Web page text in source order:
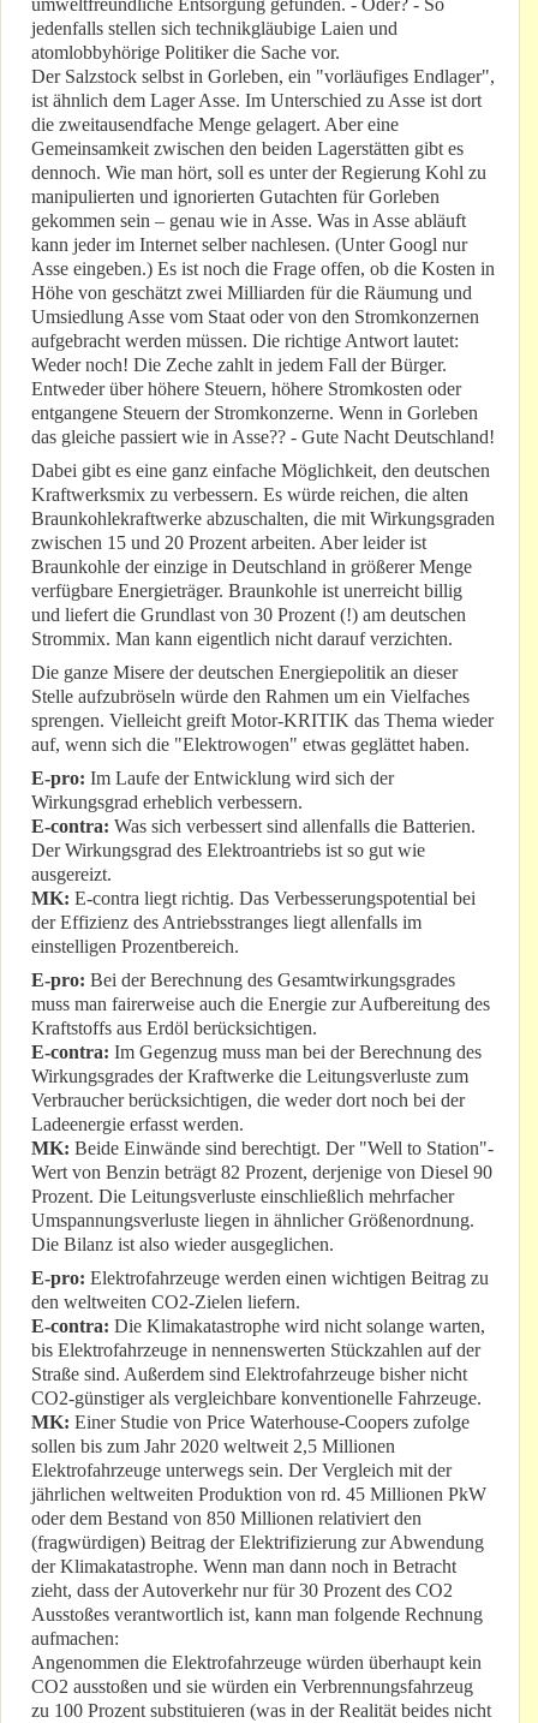
umweltfreundliche Entsorgung gefunden. - Oder? - So
jedenfalls stellen sich technikgläubige Laien und
atomlobbyhörige Politiker die Sache vor.
Der Salzstock selbst in Gorleben, ein "vorläufiges Endlager",
ist ähnlich dem Lager Asse. Im Unterschied zu Asse ist dort
die zweitausendfache Menge gelagert. Aber eine
Gemeinsamkeit zwischen den beiden Lagerstätten gibt es
dennoch. Wie man hört, soll es unter der Regierung Kohl zu
manipulierten und ignorierten Gutachten für Gorleben
gekommen sein – genau wie in Asse. Was in Asse abläuft
kann jeder im Internet selber nachlesen. (Unter Googl nur
Asse eingeben.) Es ist noch die Frage offen, ob die Kosten in
Höhe von geschätzt zwei Milliarden für die Räumung und
Umsiedlung Asse vom Staat oder von den Stromkonzernen
aufgebracht werden müssen. Die richtige Antwort lautet:
Weder noch! Die Zeche zahlt in jedem Fall der Bürger.
Entweder über höhere Steuern, höhere Stromkosten oder
entgangene Steuern der Stromkonzerne. Wenn in Gorleben
das gleiche passiert wie in Asse?? - Gute Nacht Deutschland!
Dabei gibt es eine ganz einfache Möglichkeit, den deutschen
Kraftwerksmix zu verbessern. Es würde reichen, die alten
Braunkohlekraftwerke abzuschalten, die mit Wirkungsgraden
zwischen 15 und 20 Prozent arbeiten. Aber leider ist
Braunkohle der einzige in Deutschland in größerer Menge
verfügbare Energieträger. Braunkohle ist unerreicht billig
und liefert die Grundlast von 30 Prozent (!) am deutschen
Strommix. Man kann eigentlich nicht darauf verzichten.
Die ganze Misere der deutschen Energiepolitik an dieser
Stelle aufzubröseln würde den Rahmen um ein Vielfaches
sprengen. Vielleicht greift Motor-KRITIK das Thema wieder
auf, wenn sich die "Elektrowogen" etwas geglättet haben.
E-pro: Im Laufe der Entwicklung wird sich der
Wirkungsgrad erheblich verbessern.
E-contra: Was sich verbessert sind allenfalls die Batterien.
Der Wirkungsgrad des Elektroantriebs ist so gut wie
ausgereizt.
MK: E-contra liegt richtig. Das Verbesserungspotential bei
der Effizienz des Antriebsstranges liegt allenfalls im
einstelligen Prozentbereich.
E-pro: Bei der Berechnung des Gesamtwirkungsgrades
muss man fairerweise auch die Energie zur Aufbereitung des
Kraftstoffs aus Erdöl berücksichtigen.
E-contra: Im Gegenzug muss man bei der Berechnung des
Wirkungsgrades der Kraftwerke die Leitungsverluste zum
Verbraucher berücksichtigen, die weder dort noch bei der
Ladeenergie erfasst werden.
MK: Beide Einwände sind berechtigt. Der "Well to Station"-
Wert von Benzin beträgt 82 Prozent, derjenige von Diesel 90
Prozent. Die Leitungsverluste einschließlich mehrfacher
Umspannungsverluste liegen in ähnlicher Größenordnung.
Die Bilanz ist also wieder ausgeglichen.
E-pro: Elektrofahrzeuge werden einen wichtigen Beitrag zu
den weltweiten CO2-Zielen liefern.
E-contra: Die Klimakatastrophe wird nicht solange warten,
bis Elektrofahrzeuge in nennenswerten Stückzahlen auf der
Straße sind. Außerdem sind Elektrofahrzeuge bisher nicht
CO2-günstiger als vergleichbare konventionelle Fahrzeuge.
MK: Einer Studie von Price Waterhouse-Coopers zufolge
sollen bis zum Jahr 2020 weltweit 2,5 Millionen
Elektrofahrzeuge unterwegs sein. Der Vergleich mit der
jährlichen weltweiten Produktion von rd. 45 Millionen PkW
oder dem Bestand von 850 Millionen relativiert den
(fragwürdigen) Beitrag der Elektrifizierung zur Abwendung
der Klimakatastrophe. Wenn man dann noch in Betracht
zieht, dass der Autoverkehr nur für 30 Prozent des CO2
Ausstoßes verantwortlich ist, kann man folgende Rechnung
aufmachen:
Angenommen die Elektrofahrzeuge würden überhaupt kein
CO2 ausstoßen und sie würden ein Verbrennungsfahrzeug
zu 100 Prozent substituieren (was in der Realität beides nicht